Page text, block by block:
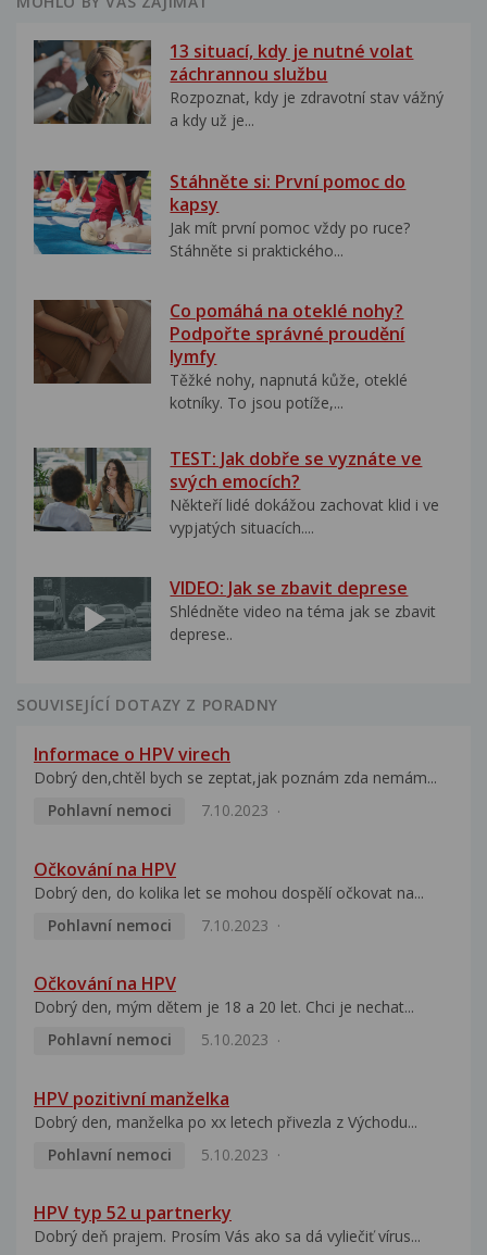
13 situací, kdy je nutné volat
záchrannou službu
Rozpoznat, kdy je zdravotní stav vážný
a kdy už je...
Stáhněte si: První pomoc do
kapsy
Jak mít první pomoc vždy po ruce?
Stáhněte si praktického...
Co pomáhá na oteklé nohy?
Podpořte správné proudění
lymfy
Těžké nohy, napnutá kůže, oteklé
kotníky. To jsou potíže,...
TEST: Jak dobře se vyznáte ve
svých emocích?
Někteří lidé dokážou zachovat klid i ve
vypjatých situacích....
VIDEO: Jak se zbavit deprese
Shlédněte video na téma jak se zbavit
deprese..
SOUVISEJÍCÍ DOTAZY Z PORADNY
Informace o HPV virech
Dobrý den,chtěl bych se zeptat,jak poznám zda nemám...
Pohlavní nemoci
7.10.2023
Očkování na HPV
Dobrý den, do kolika let se mohou dospělí očkovat na...
Pohlavní nemoci
7.10.2023
Očkování na HPV
Dobrý den, mým dětem je 18 a 20 let. Chci je nechat...
Pohlavní nemoci
5.10.2023
HPV pozitivní manželka
Dobrý den, manželka po xx letech přivezla z Východu...
Pohlavní nemoci
5.10.2023
HPV typ 52 u partnerky
Dobrý deň prajem. Prosím Vás ako sa dá vyliečiť vírus...